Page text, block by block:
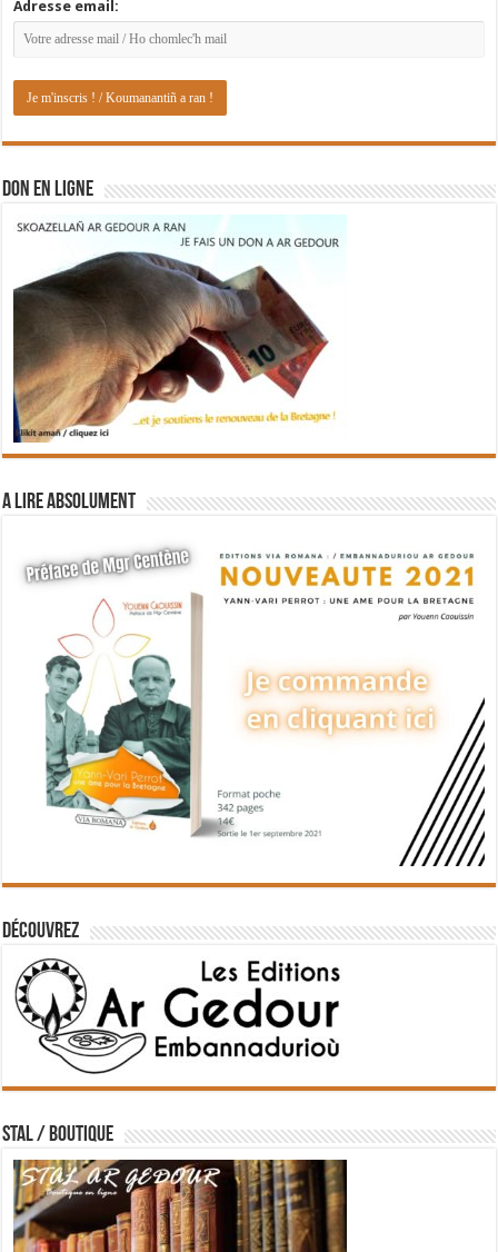
Adresse email:
DON EN LIGNE
A lire absolument
Découvrez
STAL / BOUTIQUE